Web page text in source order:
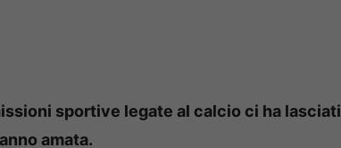
sportive legate al calcio ci ha lasciati
amata.